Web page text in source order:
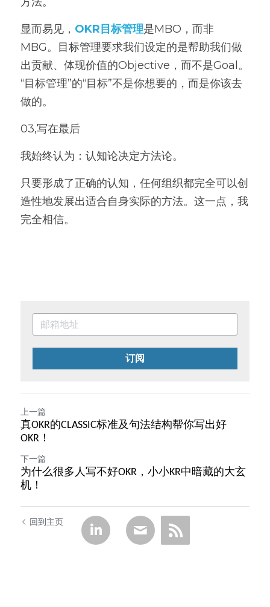
显而易见， OKR目标管理是MBO，而非
MBG。目标管理要求我们设定的是帮助我们做
出贡献、体现价值的Objective，而不是Goal。
“目标管理”的“目标”不是你想要的，而是你该去
做的。
03,写在最后
我始终认为：认知论决定方法论。
只要形成了正确的认知，任何组织都完全可以创
造性地发展出适合自身实际的方法。这一点，我
完全相信。
订阅
上一篇
真OKR的CLASSIC标准及句法结构帮你写出好
OKR！
下一篇
为什么很多人写不好OKR，小小KR中暗藏的大玄
机！
回到主页